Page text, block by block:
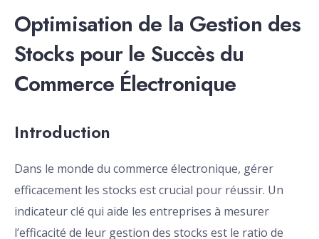
Optimisation de la Gestion des
Stocks pour le Succès du
Commerce Électronique
Introduction
Dans le monde du commerce électronique, gérer
efficacement les stocks est crucial pour réussir. Un
indicateur clé qui aide les entreprises à mesurer
l’efficacité de leur gestion des stocks est le ratio de